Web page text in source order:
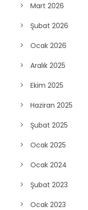
Mart 2026
Şubat 2026
Ocak 2026
Aralık 2025
Ekim 2025
Haziran 2025
Şubat 2025
Ocak 2025
Ocak 2024
Şubat 2023
Ocak 2023